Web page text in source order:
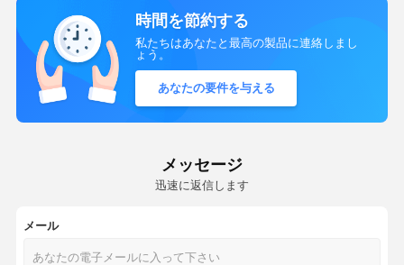
時間を節約する
私たちはあなたと最高の製品に連絡しまし
ょう。
あなたの要件を与える
メッセージ
迅速に返信します
メール